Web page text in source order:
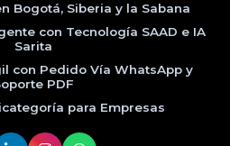
Bogotá, Siberia y la Sabana
con Tecnología SAAD e IA
Sarita
con Pedido Vía WhatsApp y
PDF
para Empresas